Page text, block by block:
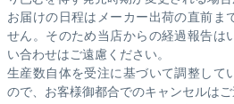
お届けの日程はメーカー出荷の直前ま
せん。そのため当店からの経過報告は
い合わせはご遠慮ください。
生産数自体を受注に基づいて調整して
ので、お客様御都合でのキャンセルはご